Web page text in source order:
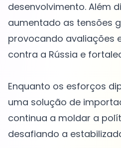
desenvolvimento. Além
aumentado as tensões
provocando avaliações
contra a Rússia e
Enquanto os esforços
uma solução de
continua a moldar a